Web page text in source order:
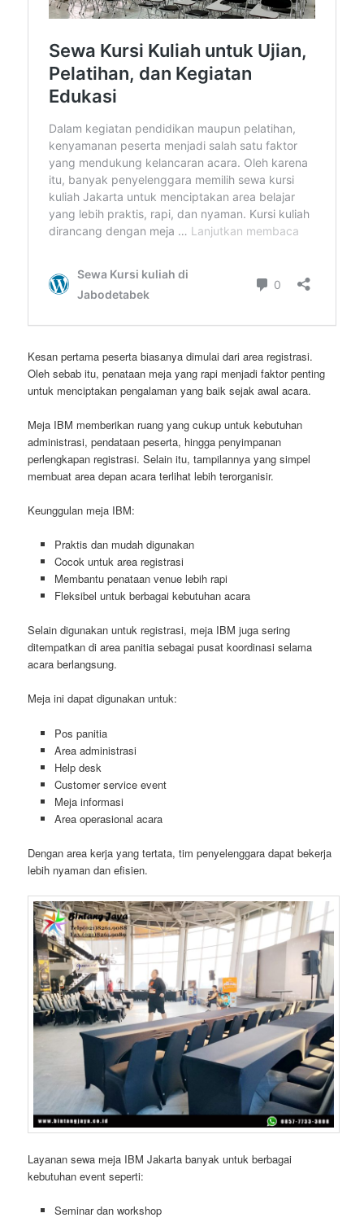
Kesan pertama peserta biasanya dimulai dari area registrasi.
Oleh sebab itu, penataan meja yang rapi menjadi faktor penting
untuk menciptakan pengalaman yang baik sejak awal acara.
Meja IBM memberikan ruang yang cukup untuk kebutuhan
administrasi, pendataan peserta, hingga penyimpanan
perlengkapan registrasi. Selain itu, tampilannya yang simpel
membuat area depan acara terlihat lebih terorganisir.
Keunggulan meja IBM:
Praktis dan mudah digunakan
Cocok untuk area registrasi
Membantu penataan venue lebih rapi
Fleksibel untuk berbagai kebutuhan acara
Selain digunakan untuk registrasi, meja IBM juga sering
ditempatkan di area panitia sebagai pusat koordinasi selama
acara berlangsung.
Meja ini dapat digunakan untuk:
Pos panitia
Area administrasi
Help desk
Customer service event
Meja informasi
Area operasional acara
Dengan area kerja yang tertata, tim penyelenggara dapat bekerja
lebih nyaman dan efisien.
Layanan sewa meja IBM Jakarta banyak untuk berbagai
kebutuhan event seperti:
Seminar dan workshop